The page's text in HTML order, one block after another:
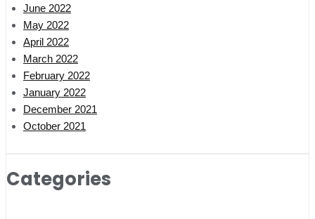
June 2022
May 2022
April 2022
March 2022
February 2022
January 2022
December 2021
October 2021
Categories